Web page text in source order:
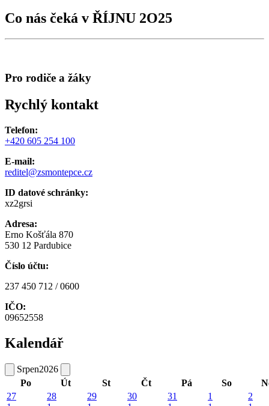
Co nás čeká v ŘÍJNU 2O25
Pro rodiče a žáky
Rychlý kontakt
Telefon:
+420 605 254 100
E-mail:
reditel@zsmontepce.cz
ID datové schránky:
xz2grsi
Adresa:
Erno Košťála 870
530 12 Pardubice
Číslo účtu:
237 450 712 / 0600
IČO:
09652558
Kalendář
Srpen2026
Po
Út St Čt Pá So
27
28
29
30
31
1
2